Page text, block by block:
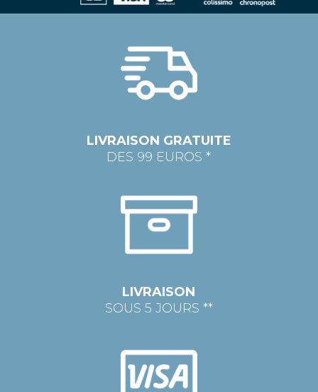
LIVRAISON GRATUITE
DES 99 EUROS *
LIVRAISON
SOUS 5 JOURS **